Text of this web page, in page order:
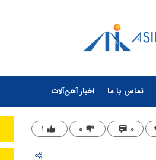
تماس با ما اخبار آهن‌آلات
۰ ۰ ۱